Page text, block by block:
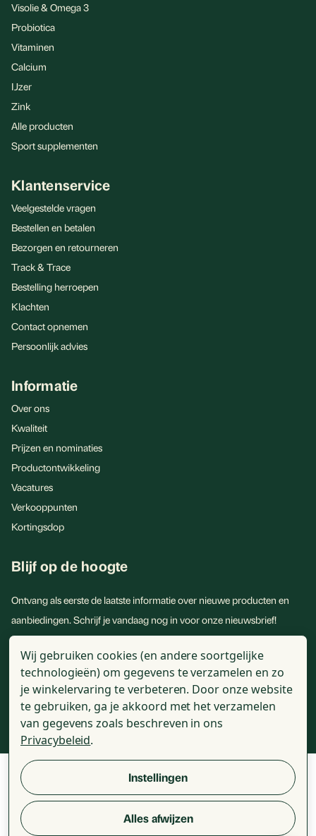
Visolie & Omega 3
Probiotica
Vitaminen
Calcium
IJzer
Zink
Alle producten
Sport supplementen
Klantenservice
Veelgestelde vragen
Bestellen en betalen
Bezorgen en retourneren
Track & Trace
Bestelling herroepen
Klachten
Contact opnemen
Persoonlijk advies
Informatie
Over ons
Kwaliteit
Prijzen en nominaties
Productontwikkeling
Vacatures
Verkooppunten
Kortingsdop
Blijf op de hoogte
Ontvang als eerste de laatste informatie over nieuwe producten en
aanbiedingen. Schrijf je vandaag nog in voor onze nieuwsbrief!
E-
mailadres
© 2026 - Golden Naturals - Alle genoemde prijzen zijn incl. BTW
Review voorwaardenAlgemene voorwaarden
Wij gebruiken cookies (en andere soortgelijke
technologieën) om gegevens te verzamelen en zo
je winkelervaring te verbeteren. Door onze website
te gebruiken, ga je akkoord met het verzamelen
van gegevens zoals beschreven in ons
Privacybeleid.
Instellingen
Alles afwijzen